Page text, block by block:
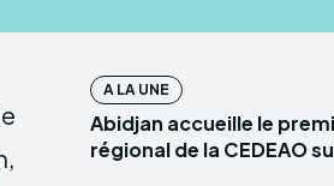
A LA UNE
Abidjan accueille le
régional de la CEDEAO